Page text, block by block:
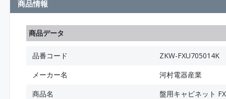
商品情報
商品データ
品番コード
ZKW-FXU705014K
メーカー名
河村電器産業
商品名
盤用キャビネット